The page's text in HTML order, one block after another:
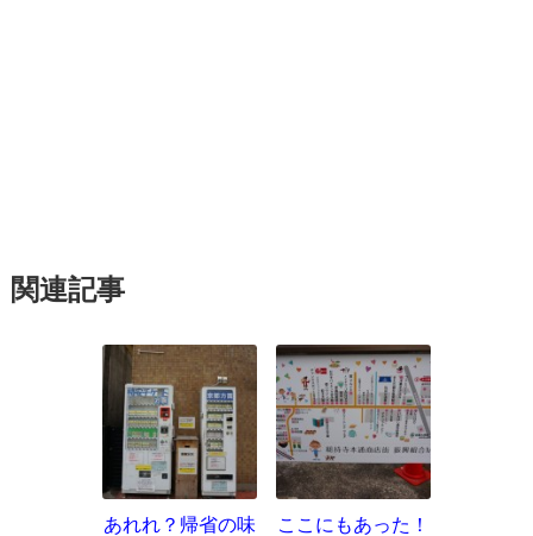
関連記事
あれれ？帰省の味
ここにもあった！